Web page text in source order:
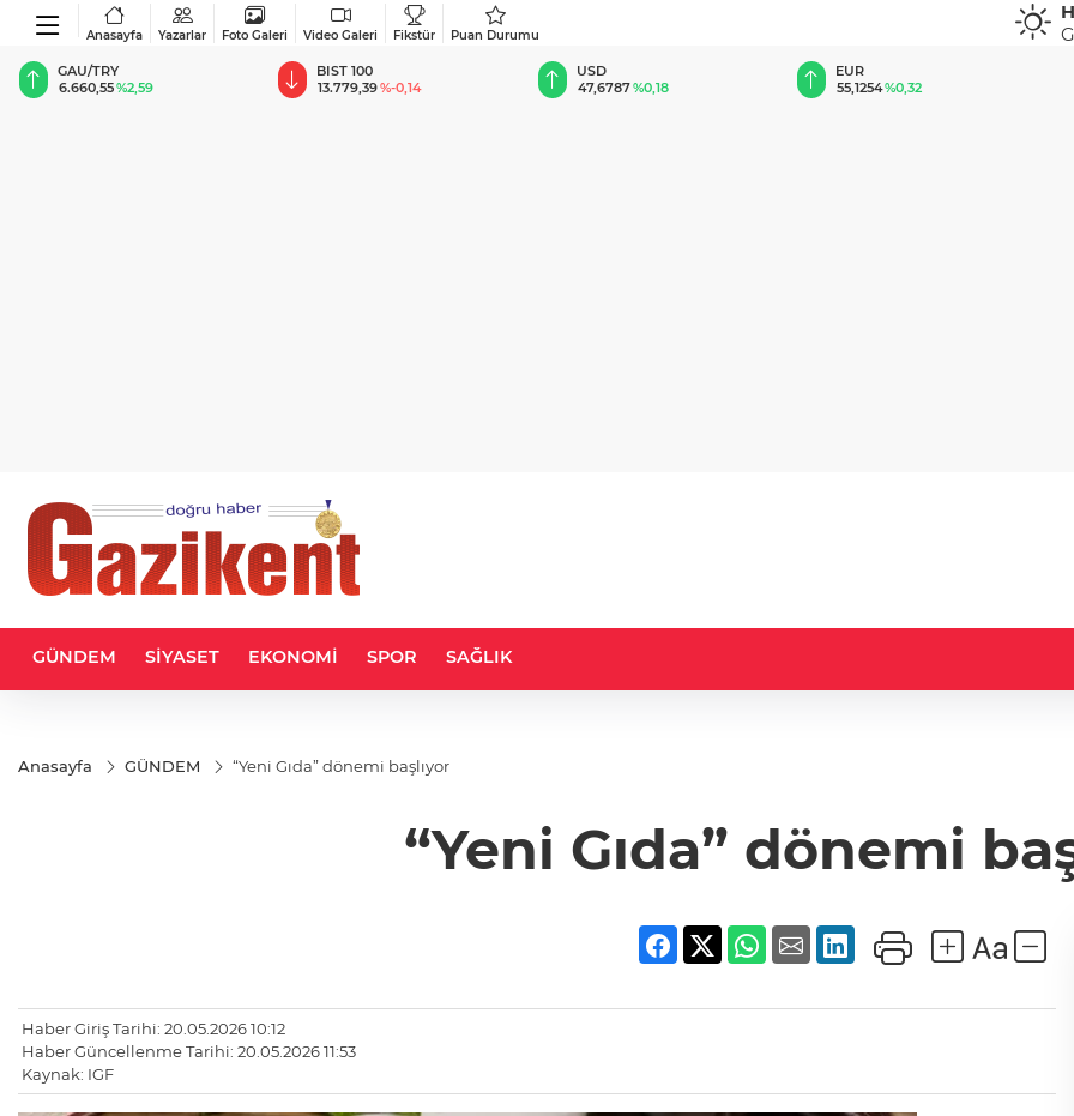
Anasayfa Yazarlar Foto Galeri Video Galeri Fikstür Puan Durumu
BIST 100
13.779,39%-0,14
USD
47,6787%0,18
EUR
55,1254%0,32
GBP
64,3468%0,38
GÜNDEM SİYASET EKONOMİ SPOR SAĞLIK
Anasayfa GÜNDEM “Yeni Gıda” dönemi başlıyor
“Yeni Gıda” dönemi
Haber Giriş Tarihi: 20.05.2026 10:12
Haber Güncellenme Tarihi: 20.05.2026 11:53
Kaynak: IGF